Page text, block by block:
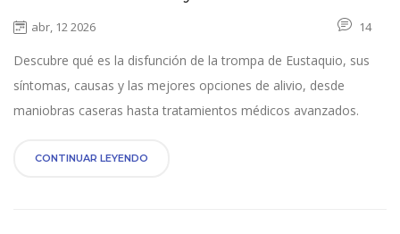
abr, 12 2026 14
Descubre qué es la disfunción de la trompa de Eustaquio, sus
síntomas, causas y las mejores opciones de alivio, desde
maniobras caseras hasta tratamientos médicos avanzados.
CONTINUAR LEYENDO